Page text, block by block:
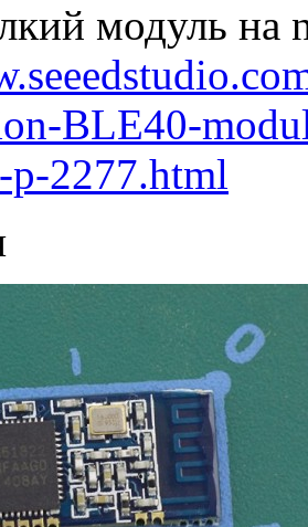
модуль на
BLE40-
p-2277.html